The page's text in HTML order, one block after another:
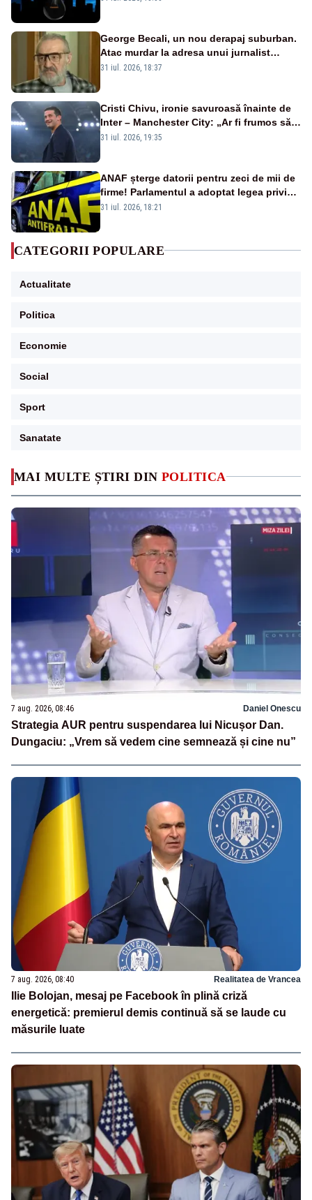
MAI MULTE ȘTIRI DIN POLITICA
7 aug. 2026, 08:46 Daniel Onescu
Strategia AUR pentru suspendarea lui Nicușor Dan.
Dungaciu: „Vrem să vedem cine semnează și cine nu”
7 aug. 2026, 08:40 Realitatea de Vrancea
Ilie Bolojan, mesaj pe Facebook în plină criză
energetică: premierul demis continuă să se laude cu
măsurile luate
George Becali, un nou derapaj suburban.
Atac murdar la adresa unui jurnalist
sportiv – AUDIO
31 iul. 2026, 18:37
Cristi Chivu, ironie savuroasă înainte de
Inter – Manchester City: „Ar fi frumos să
mai cumpărați și de la noi”
31 iul. 2026, 19:35
ANAF șterge datorii pentru zeci de mii de
firme! Parlamentul a adoptat legea privind
amnistia fiscală
31 iul. 2026, 18:21
CATEGORII POPULARE
Actualitate
Politica
Economie
Social
Sport
Sanatate